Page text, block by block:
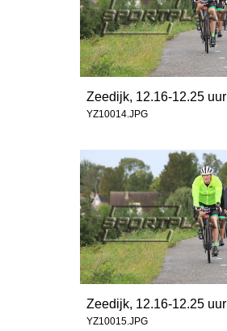
Zeedijk, 12.16-12.25 uur
YZ10014.JPG
Zeedijk, 12.16-12.25 uur
YZ10015.JPG